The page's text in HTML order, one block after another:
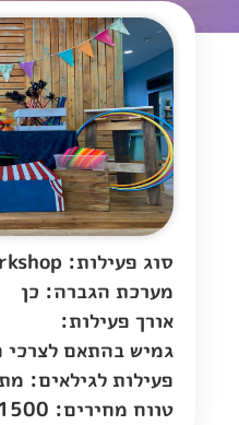
סוג פעילות: Juggling workshop
מערכת הגברה: כן
אורך פעילות:
גמיש בהתאם לצרכי
פעילות לגילאים:
טווח מחירים: 1000-1500 ₪